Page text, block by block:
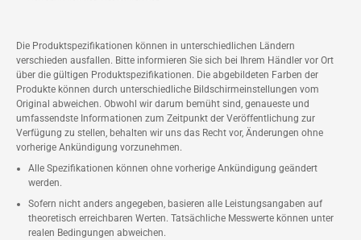
Die Produktspezifikationen können in unterschiedlichen Ländern
verschieden ausfallen. Bitte informieren Sie sich bei Ihrem Händler vor Ort
über die gültigen Produktspezifikationen. Die abgebildeten Farben der
Produkte können durch unterschiedliche Bildschirmeinstellungen vom
Original abweichen. Obwohl wir darum bemüht sind, genaueste und
umfassendste Informationen zum Zeitpunkt der Veröffentlichung zur
Verfügung zu stellen, behalten wir uns das Recht vor, Änderungen ohne
vorherige Ankündigung vorzunehmen.
Alle Spezifikationen können ohne vorherige Ankündigung geändert
werden.
Sofern nicht anders angegeben, basieren alle Leistungsangaben auf
theoretisch erreichbaren Werten. Tatsächliche Messwerte können unter
realen Bedingungen abweichen.